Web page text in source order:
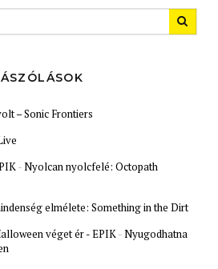
– Sonic Frontiers
-Nyolcan nyolcfelé: Octopath
elmélete: Something in the Dirt
véget ér - EPIK-Nyugodhatna